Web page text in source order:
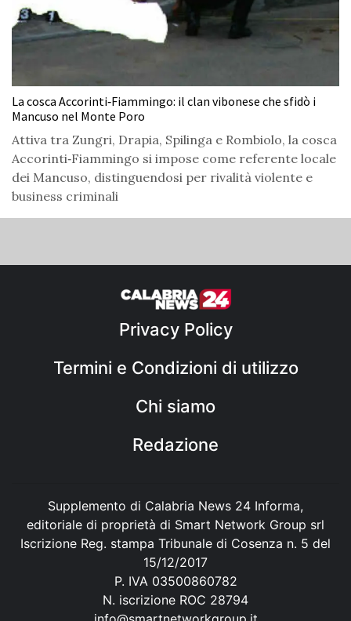
La cosca Accorinti‑Fiammingo: il clan vibonese che sfidò i
Mancuso nel Monte Poro
Attiva tra Zungri, Drapia, Spilinga e Rombiolo, la cosca
Accorinti‑Fiammingo si impose come referente locale
dei Mancuso, distinguendosi per rivalità violente e
business criminali
Privacy Policy
Termini e Condizioni di utilizzo
Chi siamo
Redazione
Supplemento di Calabria News 24 Informa,
editoriale di proprietà di Smart Network Group srl
Iscrizione Reg. stampa Tribunale di Cosenza n. 5 del
15/12/2017
P. IVA 03500860782
N. iscrizione ROC 28794